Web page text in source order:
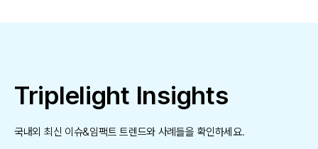
Triplelight Insights
국내외 최신 이슈&임팩트 트렌드와 사례들을 확인하세요.